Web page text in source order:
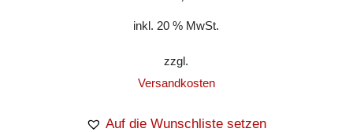
inkl. 20 % MwSt.
zzgl.
Versandkosten
Auf die Wunschliste setzen